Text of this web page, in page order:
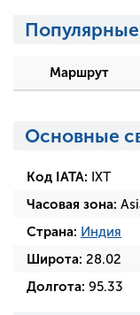
Маршрут
Основные
Код IATA: IXT
Часовая зона:
Страна: Индия
Широта: 28.02
Долгота: 95.33